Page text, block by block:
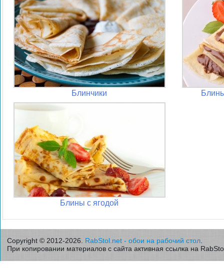
Блинчики
Блины с ягодой
Copyright © 2012-2026. RabStol.net - обои на рабочий стол
При копировании материалов с сайта активная ссылка на